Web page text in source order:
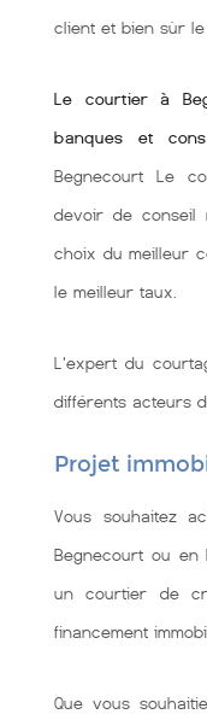
client et bien sùr le
Le courtier à
banques et
Begnecourt Le
devoir de conseil
choix du meilleur
le meilleur taux.
L'expert du
différents acteurs
Projet
Vous souhaitez
Begnecourt ou
un courtier de
financement
Que vous